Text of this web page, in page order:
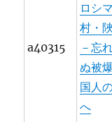
a40315
ロシマ
村・
－忘
ぬ被
国人
へ